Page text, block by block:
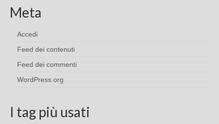
Meta
Accedi
Feed dei contenuti
Feed dei commenti
WordPress.org
I tag più usati